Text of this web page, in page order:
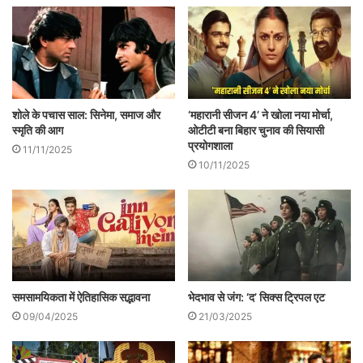
मारता है,अपनी माँ की पिटाई के बाद भी बदरू को
यकीन है कि हमजा सुधर जाएगा पर क्योंकर बदलेगा!
वह तो बिच्छु है न ! लेकिन जब पिटाई की इन्तहा हो
जाती है और उसका गर्भपात हो जाता है तो वह
प्रेमिका पत्नी से माँ के रूप में आ चुकी थी जो अपने
बच्चे की खातिर कुछ भी कर सकती है और यहाँ तो
बच्चा पति के कारण मर गया।
शोले के पचास साल: सिनेमा, समाज और
स्मृति की आग
11/11/2025
‘महारानी सीजन 4’ ने खोला नया मोर्चा,
ओटीटी बना बिहार चुनाव की सियासी
प्रयोगशाला
10/11/2025
समसामयिकता में ऐतिहासिक सद्भावना
09/04/2025
भेदभाव से जंग: ‘द’ सिक्स ट्रिपल एट
21/03/2025